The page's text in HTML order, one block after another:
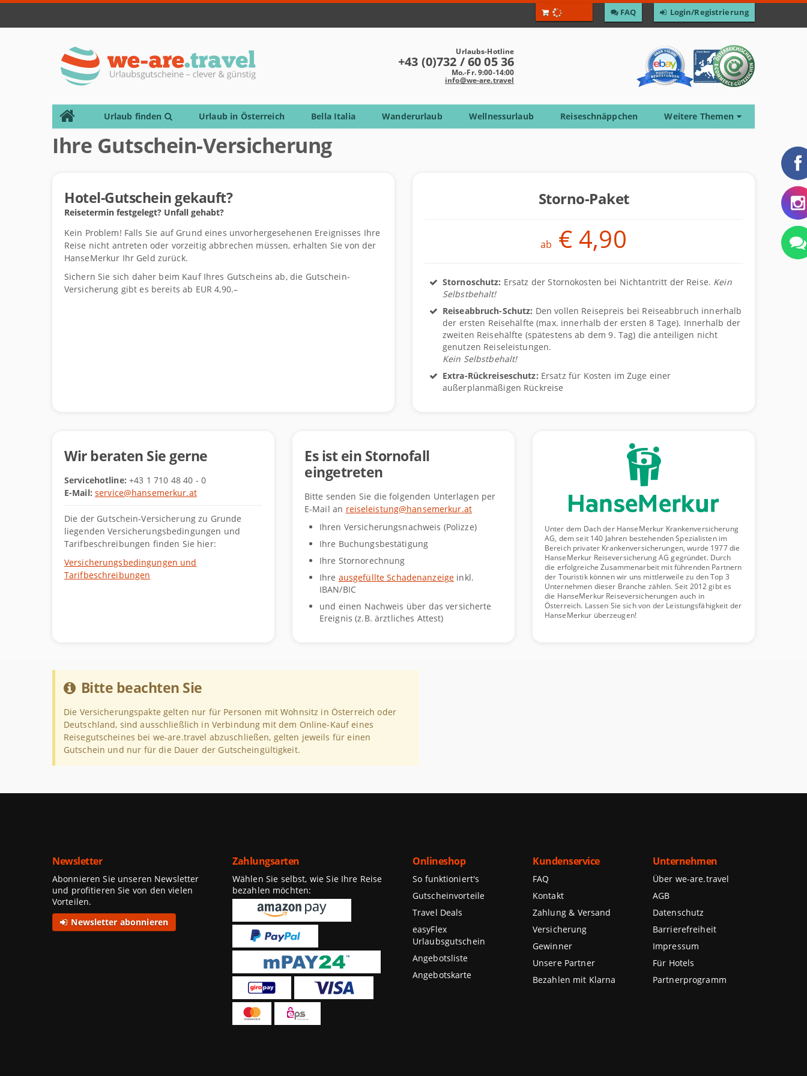
F­A­Q Login/Registrierung
Urlaubs-Hotline
+43 (0)732 / 60 05 36
Mo.-Fr. 9:00-14:00
info@we-are.travel
Urlaub finden Urlaub in Österreich Bella Italia Wanderurlaub Wellnessurlaub Reiseschnäppchen Weitere Themen
Ihre Gutschein-Versicherung
Hotel-Gutschein gekauft?
Reisetermin festgelegt? Unfall gehabt?
Kein Problem! Falls Sie auf Grund eines unvorhergesehenen Ereignisses Ihre
Reise nicht antreten oder vorzeitig abbrechen müssen, erhalten Sie von der
HanseMerkur Ihr Geld zurück.
Sichern Sie sich daher beim Kauf Ihres Gutscheins ab, die Gutschein-
Versicherung gibt es bereits ab EUR 4,90.–
Storno-Paket
ab € 4,90
Stornoschutz: Ersatz der Stornokosten bei Nichtantritt der Reise. Kein
Selbstbehalt!
Reiseabbruch-Schutz: Den vollen Reisepreis bei Reiseabbruch innerhalb
der ersten Reisehälfte (max. innerhalb der ersten 8 Tage). Innerhalb der
zweiten Reisehälfte (spätestens ab dem 9. Tag) die anteiligen nicht
genutzen Reiseleistungen.
Kein Selbstbehalt!
Extra-Rückreiseschutz: Ersatz für Kosten im Zuge einer
außerplanmäßigen Rückreise
Wir beraten Sie gerne
Servicehotline: +43 1 710 48 40 - 0
E-Mail: service@hansemerkur.at
Die der Gutschein-Versicherung zu Grunde
liegenden Versicherungsbedingungen und
Tarifbeschreibungen finden Sie hier:
Versicherungsbedingungen und
Tarifbeschreibungen
Es ist ein Stornofall
eingetreten
Bitte senden Sie die folgenden Unterlagen per
E-Mail an reiseleistung@hansemerkur.at
Ihren Versicherungsnachweis (Polizze)
Ihre Buchungsbestätigung
Ihre Stornorechnung
Ihre ausgefüllte Schadenanzeige inkl.
IBAN/BIC
und einen Nachweis über das versicherte
Ereignis (z.B. ärztliches Attest)
Unter dem Dach der HanseMerkur Krankenversicherung
AG, dem seit 140 Jahren bestehenden Spezialisten im
Bereich privater Krankenversicherungen, wurde 1977 die
HanseMerkur Reiseversicherung AG gegründet. Durch
die erfolgreiche Zusammenarbeit mit führenden Partnern
der Touristik können wir uns mittlerweile zu den Top 3
Unternehmen dieser Branche zählen. Seit 2012 gibt es
die HanseMerkur Reiseversicherungen auch in
Österreich. Lassen Sie sich von der Leistungsfähigkeit der
HanseMerkur überzeugen!
Bitte beachten Sie
Die Versicherungspakte gelten nur für Personen mit Wohnsitz in Österreich oder
Deutschland, sind ausschließlich in Verbindung mit dem Online-Kauf eines
Reisegutscheines bei we-are.travel abzuschließen, gelten jeweils für einen
Gutschein und nur für die Dauer der Gutscheingültigkeit.
Newsletter
Abonnieren Sie unseren Newsletter
und profitieren Sie von den vielen
Vorteilen.
Newsletter abonnieren
Zahlungsarten
Wählen Sie selbst, wie Sie Ihre Reise
bezahlen möchten:
Onlineshop
So funktioniert's
Gutscheinvorteile
Travel Deals
easyFlex
Urlaubsgutschein
Angebotsliste
Angebotskarte
Kundenservice
FAQ
Kontakt
Zahlung & Versand
Versicherung
Gewinner
Unsere Partner
Bezahlen mit Klarna
Unternehmen
Über we-are.travel
AGB
Datenschutz
Barrierefreiheit
Impressum
Für Hotels
Partnerprogramm